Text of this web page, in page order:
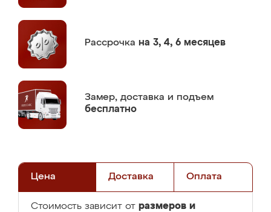
Рассрочка на 3, 4, 6 месяцев
Замер, доставка и подъем
бесплатно
Цена Доставка Оплата
Стоимость зависит от размеров и